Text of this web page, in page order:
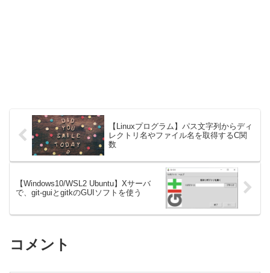
【Linuxプログラム】パス文字列からディ
レクトリ名やファイル名を取得するC関
数
【Windows10/WSL2 Ubuntu】Xサーバ
で、git-guiとgitkのGUIソフトを使う
コメント